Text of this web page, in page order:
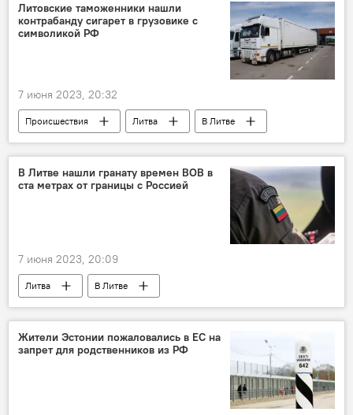
Литовские таможенники нашли
контрабанду сигарет в грузовике с
символикой РФ
7 июня 2023, 20:32
Происшествия Литва
В Литве
Россия
Белоруссия
контрабанда сигарет
В Литве нашли гранату времен ВОВ в
ста метрах от границы с Россией
7 июня 2023, 20:09
Литва
В Литве
Вторая мировая война
граната
Происшествия
Жители Эстонии пожаловались в ЕС на
запрет для родственников из РФ